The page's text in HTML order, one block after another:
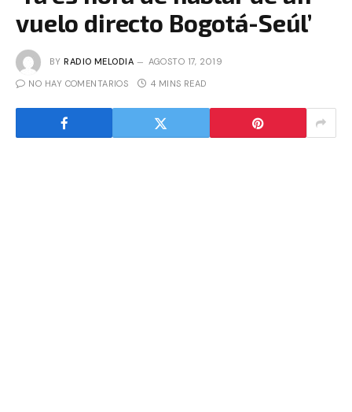
vuelo directo Bogotá-Seúl’
BY RADIO MELODIA AGOSTO 17, 2019
NO HAY COMENTARIOS 4 MINS READ